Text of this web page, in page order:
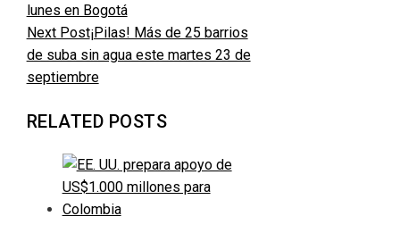
lunes en Bogotá
Next Post¡Pilas! Más de 25 barrios
de suba sin agua este martes 23 de
septiembre
RELATED POSTS